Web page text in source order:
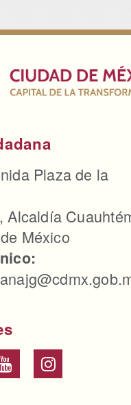
Plaza de la
Alcaldía
México